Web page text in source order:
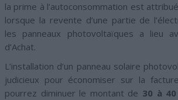
la prime à l’autoconsommation est
lorsque la revente d’une partie de
les panneaux photovoltaïques a lieu
d’Achat.
L’installation d’un panneau solaire
judicieux pour économiser sur la
pourrez diminuer le montant de 30 à